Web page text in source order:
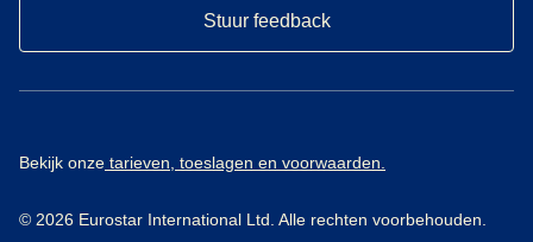
Stuur feedback
Bekijk onze tarieven, toeslagen en voorwaarden.
© 2026 Eurostar International Ltd. Alle rechten voorbehouden.